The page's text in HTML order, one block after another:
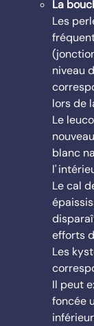
La
Les
niveau
lors de
Le
blanc
l'
Le cal
efforts
Les
Il peut
foncée